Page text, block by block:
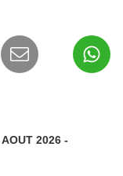
2026 -